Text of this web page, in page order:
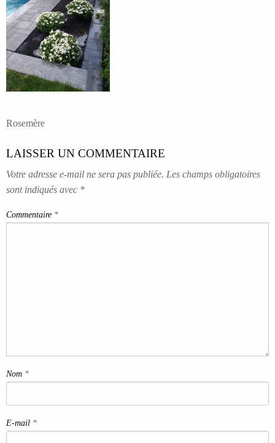
NAVIGATION
L’ARTICLE
Rosemère
LAISSER UN COMMENTAIRE
Votre adresse e-mail ne sera pas publiée. Les champs obligatoires
sont indiqués avec *
Commentaire *
Nom *
E-mail *